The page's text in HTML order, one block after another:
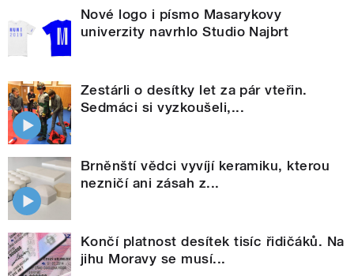
Nové logo i písmo Masarykovy
univerzity navrhlo Studio Najbrt
Zestárli o desítky let za pár vteřin.
Sedmáci si vyzkoušeli,...
Brněnští vědci vyvíjí keramiku, kterou
nezničí ani zásah z...
Končí platnost desítek tisíc řidičáků. Na
jihu Moravy se musí...